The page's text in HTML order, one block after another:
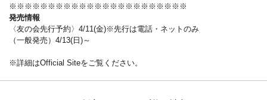
※※※※※※※※※※※※※※※※※※※※※※※
発売情報
〈友の会先行予約〉4/11(金)※先行は電話・ネットのみ
（一般発売）4/13(日)～
※詳細はOfficial Siteをご覧ください。